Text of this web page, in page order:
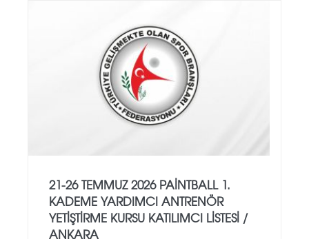
21-26 TEMMUZ 2026 PAİNTBALL 1.
KADEME YARDIMCI ANTRENÖR
YETİŞTİRME KURSU KATILIMCI LİSTESİ /
ANKARA